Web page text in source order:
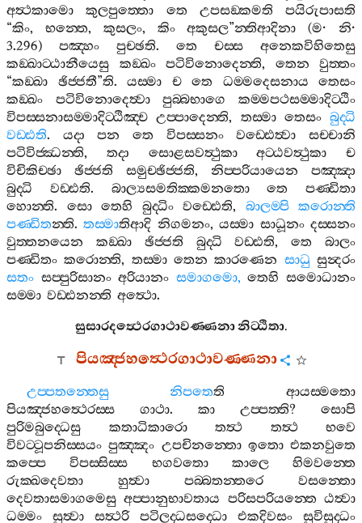
අත්‍ථකාමො
කුලපුත‍්තො තෙ උපසඞ‍්කමති
පයිරුපාසති
“කිං, භන‍්තෙ, කුසලං, කිං අකුසල”න‍්තිආදිනා (ම·නි·
3.296) පඤ‍්හං පුච‍්ඡති. තෙ චස‍්ස
අනෙකවිහිතෙසු
කඞ‍්ඛාට‍්ඨානීයෙසු
කඞ‍්ඛං පටිවිනොදෙන‍්ති, තෙන
වුත‍්තං
“කඞ‍්ඛා ඡිජ‍්ජතී”ති. යස‍්මා ච තෙ ධම‍්මදෙසනාය
තෙසං
කඞ‍්ඛං
පටිවිනොදෙත්‍වා පුබ‍්බභාගෙ
කම‍්මපථසම‍්මාදිට‍්ඨිං
විපස‍්සනාසම‍්මාදිට‍්ඨිඤ‍්ච උප‍්පාදෙන‍්ති, තස‍්මා තෙසං බුද‍්ධි
වඩ‍්ඪති. යදා පන තෙ විපස‍්සනං වඩ‍්ඪෙත්‍වා
සච‍්චානි
පටිවිජ‍්ඣන‍්ති, තදා සොළසවත්‍ථුකා අට‍්ඨවත්‍ථුකා
ච
විචිකිච‍්ඡා
ඡිජ‍්ජති සමුච‍්ඡිජ‍්ජති, නිප‍්පරියායෙන
පඤ‍්ඤා
බුද‍්ධි
වඩ‍්ඪති. බාල්‍යසමතික‍්කමනතො තෙ
පණ‍්ඩිතා
හොන‍්ති. සො තෙහි බුද‍්ධිං වඩ‍්ඪෙති, බාලම‍්පි
කරොන‍්ති
පණ‍්ඩිතන‍්ති.තස‍්මාතිආදි නිගමනං,යස‍්මා සාධූනං දස‍්සනං
වුත‍්තනයෙන
කඞ‍්ඛා ඡිජ‍්ජති බුද‍්ධි වඩ‍්ඪති,තෙ
බාලං
පණ‍්ඩිතං කරොන‍්ති, තස‍්මා තෙන කාරණෙන සාධු සුන්‍දරං
සතං සප‍්පුරිසානං අරියානං සමාගමො, තෙහි සමොධානං
සම‍්මා වඩ‍්ඪනන‍්ති අත්‍ථො.
සුසාරදත්‍ථෙරගාථාවණ‍්ණනානිට‍්ඨිතා.
පියඤ‍්ජහත්‍ථෙරගාථාවණ‍්ණනා
උප‍්පතන‍්තෙසු නිපතෙති
ආයස‍්මතො
පියඤ‍්ජහත්‍ථෙරස‍්ස
ගාථා. කා උප‍්පත‍්ති? සොපි
පුරිමබුද‍්ධෙසු
කතාධිකාරො තත්‍ථ තත්‍ථ
භවෙ
විවට‍්ටූපනිස‍්සයං පුඤ‍්ඤං උපචිනන‍්තො ඉතො එකනවුතෙ
කප‍්පෙ
විපස‍්සිස‍්ස භගවතො කාලෙ
හිමවන‍්තෙ
රුක‍්ඛදෙවතා
හුත්‍වා පබ‍්බතන‍්තරෙ
වසන‍්තො
දෙවතාසමාගමෙසු අප‍්පානුභාවතාය පරිසපරියන‍්තෙ ඨත්‍වා
ධම‍්මං
සුත්‍වා සත්‍ථරි පටිලද‍්ධසද‍්ධො එකදිවසං සුවිසුද‍්ධං